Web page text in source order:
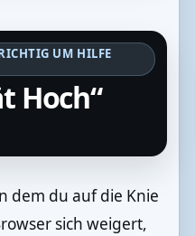
UM HILFE
Hoch“
dem du auf die Knie
sich weigert,